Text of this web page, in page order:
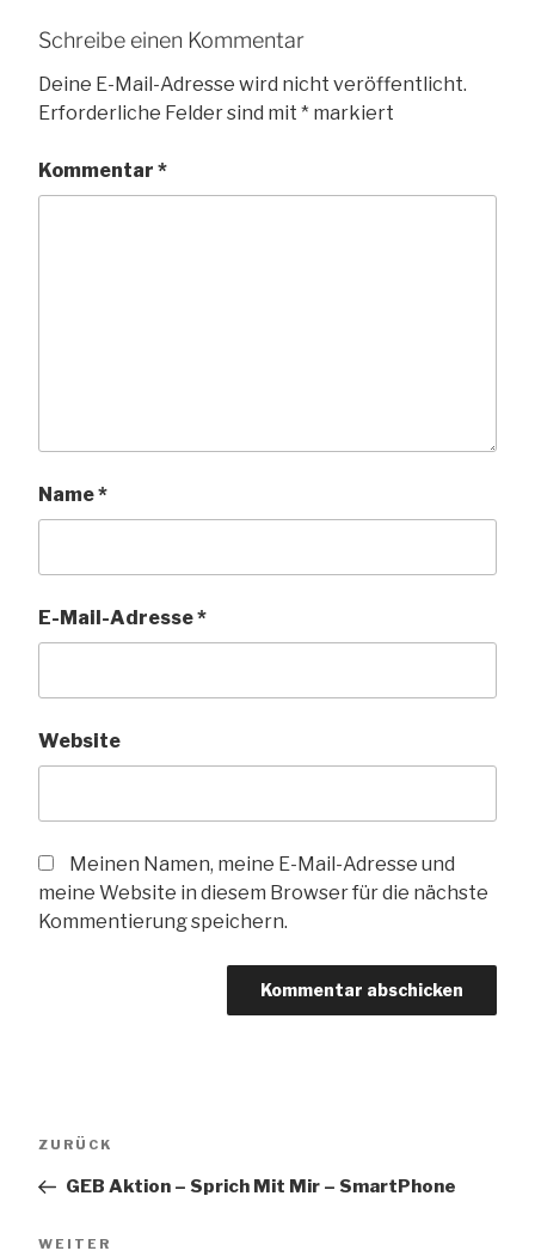
Schreibe einen Kommentar
Deine E-Mail-Adresse wird nicht veröffentlicht.
Erforderliche Felder sind mit * markiert
Kommentar *
Name*
E-Mail-Adresse*
Website
Meinen Namen, meine E-Mail-Adresse und
meine Website in diesem Browser für die nächste
Kommentierung speichern.
Vorheriger
ZURÜCK
GEB Aktion – Sprich Mit Mir – SmartPhone
Nächster
WEITER